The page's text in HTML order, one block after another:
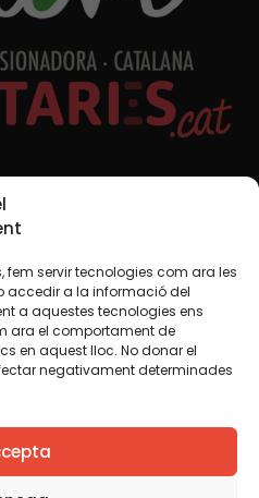
fem servir tecnologies com ara les
accedir a la informació del
a aquestes tecnologies ens
ara el comportament de
en aquest lloc. No donar el
negativament determinades
IN
de compartir. Per això
Commons, llevat que en
Us animem a copiar,